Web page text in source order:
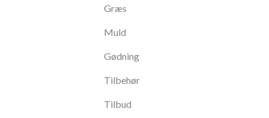
Græs
Muld
Gødning
Tilbehør
Tilbud